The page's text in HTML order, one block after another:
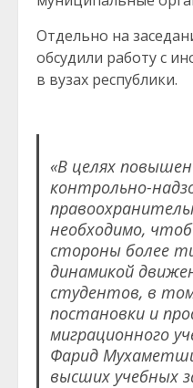
Отдельно на
обсудили работу с
в вузах республики.
«В целях
контрольно-
необходимо,
стороны более
динамикой
студентов, в
постановки и
миграционного
Фарид
высших учебных